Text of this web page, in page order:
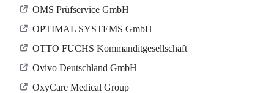
OMS Prüfservice GmbH
OPTIMAL SYSTEMS GmbH
OTTO FUCHS Kommanditgesellschaft
Ovivo Deutschland GmbH
OxyCare Medical Group